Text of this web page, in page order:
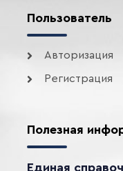
Пользователь
Авторизация
Регистрация
Полезная
Единая